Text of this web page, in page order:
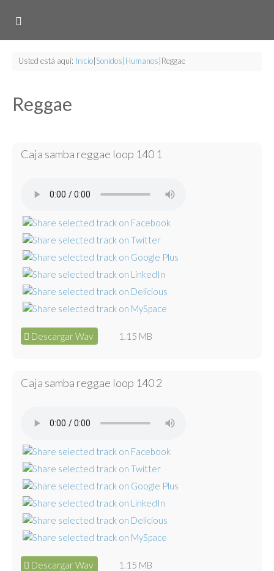
Usted está aquí: Inicio Sonidos Humanos Reggae
Reggae
Caja samba reggae loop 140 1
Descargar Wav 1.15 MB
Caja samba reggae loop 140 2
Descargar Wav 1.15 MB